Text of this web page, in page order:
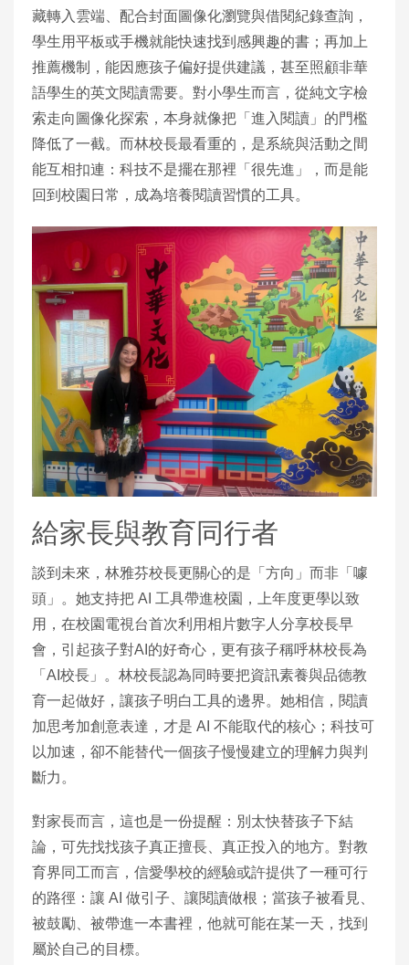
藏轉入雲端、配合封面圖像化瀏覽與借閱紀錄查詢，
學生用平板或手機就能快速找到感興趣的書；再加上
推薦機制，能因應孩子偏好提供建議，甚至照顧非華
語學生的英文閱讀需要。對小學生而言，從純文字檢
索走向圖像化探索，本身就像把「進入閱讀」的門檻
降低了一截。而林校長最看重的，是系統與活動之間
能互相扣連：科技不是擺在那裡「很先進」，而是能
回到校園日常，成為培養閱讀習慣的工具。
給家長與教育同行者
談到未來，林雅芬校長更關心的是「方向」而非「噱
頭」。她支持把 AI 工具帶進校園，上年度更學以致
用，在校園電視台首次利用相片數字人分享校長早
會，引起孩子對AI的好奇心，更有孩子稱呼林校長為
「AI校長」。林校長認為同時要把資訊素養與品德教
育一起做好，讓孩子明白工具的邊界。她相信，閱讀
加思考加創意表達，才是 AI 不能取代的核心；科技可
以加速，卻不能替代一個孩子慢慢建立的理解力與判
斷力。
對家長而言，這也是一份提醒：別太快替孩子下結
論，可先找找孩子真正擅長、真正投入的地方。對教
育界同工而言，信愛學校的經驗或許提供了一種可行
的路徑：讓 AI 做引子、讓閱讀做根；當孩子被看見、
被鼓勵、被帶進一本書裡，他就可能在某一天，找到
屬於自己的目標。